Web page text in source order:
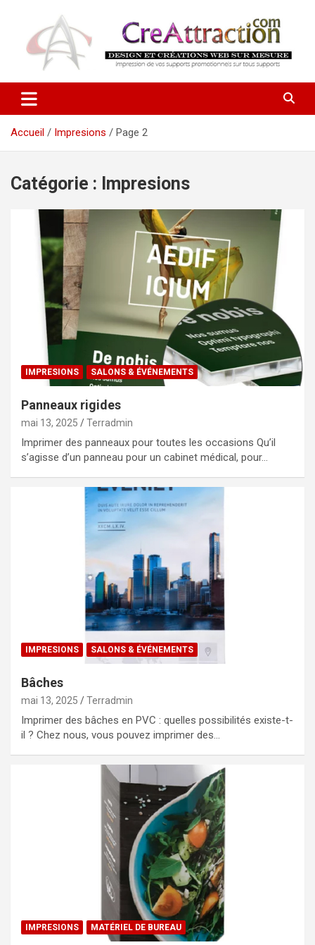
contenu
CreAttraction
Accueil Impresions Page 2
Catégorie : Impresions
IMPRESIONS SALONS & ÉVÉNEMENTS
Panneaux rigides
mai 13, 2025 Terradmin
Imprimer des panneaux pour toutes les occasions Qu’il
s’agisse d’un panneau pour un cabinet médical, pour…
IMPRESIONS SALONS & ÉVÉNEMENTS
Bâches
mai 13, 2025 Terradmin
Imprimer des bâches en PVC : quelles possibilités existe-t-
il ? Chez nous, vous pouvez imprimer des…
IMPRESIONS MATÉRIEL DE BUREAU